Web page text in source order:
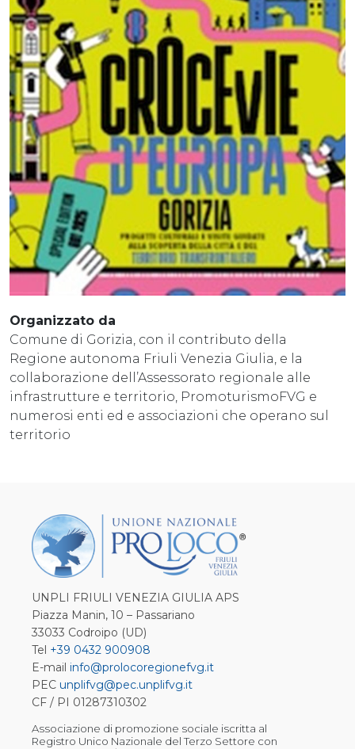
Organizzato da
Comune di Gorizia, con il contributo della
Regione autonoma Friuli Venezia Giulia, e la
collaborazione dell’Assessorato regionale alle
infrastrutture e territorio, PromoturismoFVG e
numerosi enti ed e associazioni che operano sul
territorio
UNPLI FRIULI VENEZIA GIULIA APS
Piazza Manin, 10 – Passariano
33033 Codroipo (UD)
Tel +39 0432 900908
E-mail info@prolocoregionefvg.it
PEC unplifvg@pec.unplifvg.it
CF / PI 01287310302
Associazione di promozione sociale iscritta al
Registro Unico Nazionale del Terzo Settore con